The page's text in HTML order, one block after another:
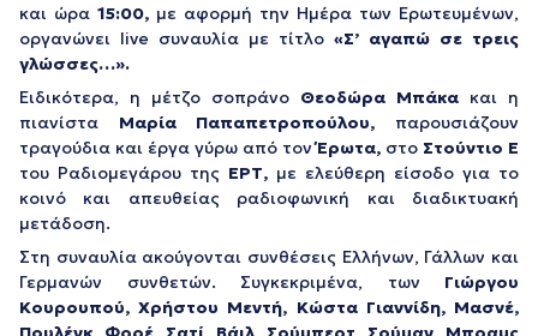
και ώρα 15:00, με αφορμή την Ημέρα των Ερωτευμένων,
οργανώνει live συναυλία με τίτλο «Σ’ αγαπώ σε τρεις
γλώσσες…».
Ειδικότερα, η μέτζο σοπράνο Θεοδώρα Μπάκα και η
πιανίστα Μαρία Παπαπετροπούλου, παρουσιάζουν
τραγούδια και έργα γύρω από τονΈρωτα, στο Στούντιο Ε
του Ραδιομεγάρου της ΕΡΤ, με ελεύθερη είσοδο για το
κοινό και απευθείας ραδιοφωνική και διαδικτυακή
μετάδοση.
Στη συναυλία ακούγονται συνθέσεις Ελλήνων, Γάλλων και
Γερμανών συνθετών. Συγκεκριμένα, των Γιώργου
Κουρουπού, Χρήστου Μεντή, Κώστα Γιαννίδη, Μασνέ,